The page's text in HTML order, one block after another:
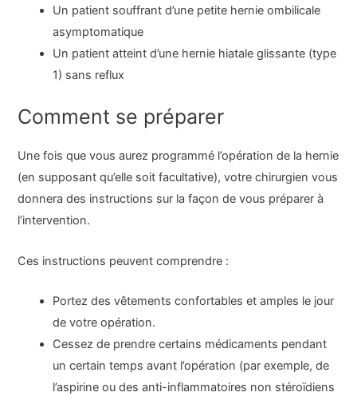
Un patient souffrant d’une petite hernie ombilicale
asymptomatique
Un patient atteint d’une hernie hiatale glissante (type
1) sans reflux
Comment se préparer
Une fois que vous aurez programmé l’opération de la hernie
(en supposant qu’elle soit facultative), votre chirurgien vous
donnera des instructions sur la façon de vous préparer à
l’intervention.
Ces instructions peuvent comprendre :
Portez des vêtements confortables et amples le jour
de votre opération.
Cessez de prendre certains médicaments pendant
un certain temps avant l’opération (par exemple, de
l’aspirine ou des anti-inflammatoires non stéroïdiens